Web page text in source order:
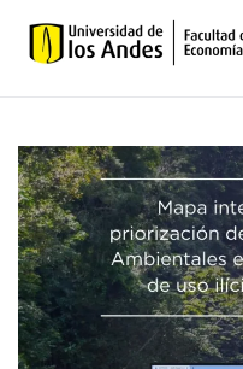
Skip to main content